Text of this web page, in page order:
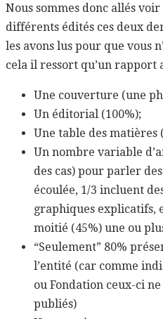
Nous sommes donc allés
différents édités ces deux
les avons lus pour que vous
cela il ressort qu’un rapport
Une couverture (une
Un éditorial (100%);
Une table des matières
Un nombre variable
des cas) pour parler
écoulée, 1/3 incluent
graphiques explicatifs,
moitié (45%) une ou
“Seulement” 80%
l’entité (car comme
ou Fondation ceux-ci
publiés)